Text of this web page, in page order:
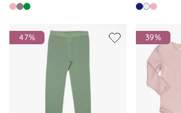
47% 39%